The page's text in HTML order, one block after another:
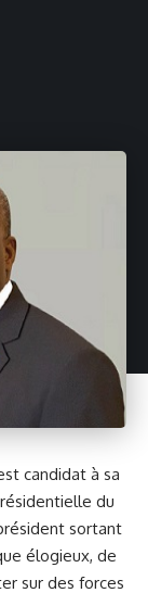
candidat à sa
du
sortant
élogieux, de
sur des forces